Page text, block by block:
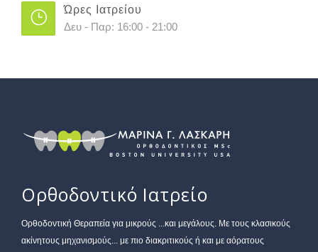
Ώρες Ιατρείου
Δευ - Παρ: 16:00 - 21:00
Ορθοδοντικό Ιατρείο
Oρθοδοντική Θεραπεία για μικρούς ...και μεγάλους. Με τους κλασικούς
ακίνητους μηχανισμούς... με πιο διακριτικούς ή και με αόρατους